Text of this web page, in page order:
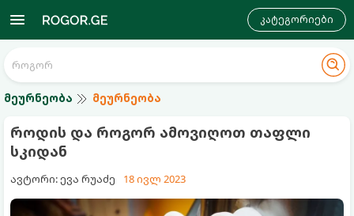
კატეგორიები
მეურნეობა მეურნეობა
როდის და როგორ ამოვიღოთ თაფლი
სკიდან
ავტორი: ევა რუაძე 18 ივლ 2023